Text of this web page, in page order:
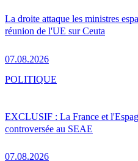
La droite attaque les ministres
réunion de l'UE sur Ceuta
07.08.2026
EXCLUSIF : La France et
controversée au SEAE
07.08.2026
POLITIQUE